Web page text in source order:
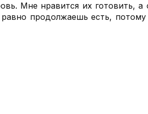
Мне нравится их готовить,
продолжаешь есть,